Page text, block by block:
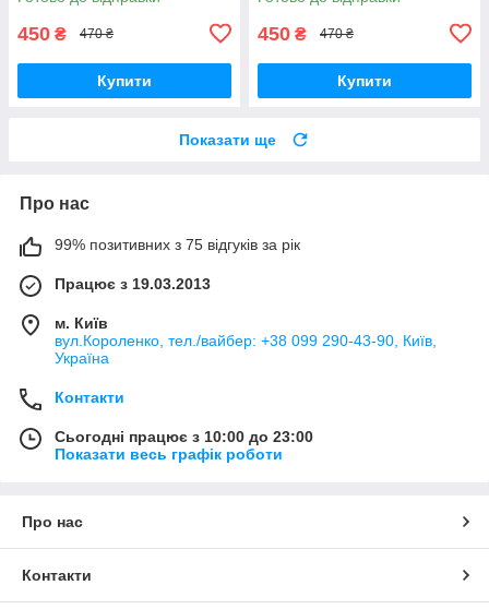
450 ₴ 470 ₴
Купити
450 ₴ 470 ₴
Купити
Показати ще
Про нас
99% позитивних з 75 відгуків за рік
Працює з 19.03.2013
м. Київ
вул.Короленко, тел./вайбер: +38 099 290-43-90, Київ,
Україна
Контакти
Сьогодні працює з 10:00 до 23:00
Показати весь графік роботи
Про нас
Контакти